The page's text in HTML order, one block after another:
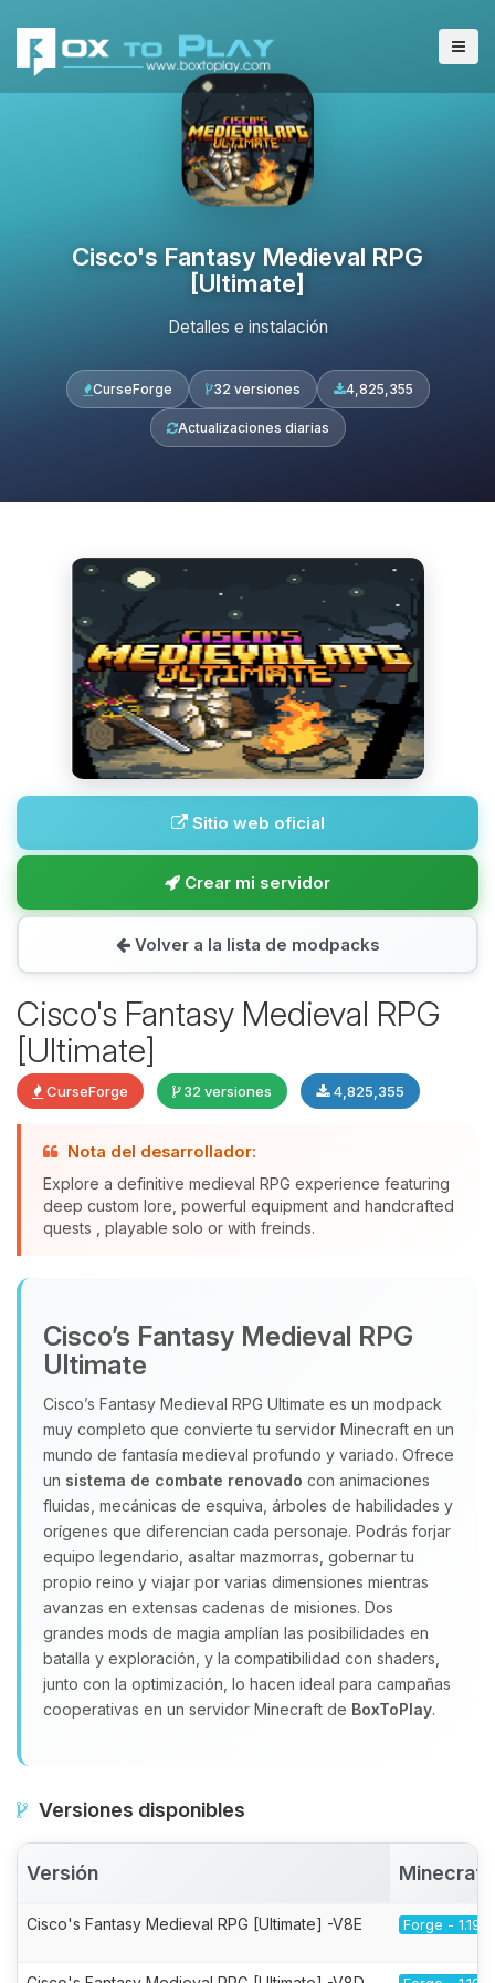
Cisco's Fantasy Medieval RPG
[Ultimate]
Detalles e instalación
CurseForge 32 versiones 4,825,355
Actualizaciones diarias
Sitio web oficial
Crear mi servidor
Volver a la lista de modpacks
Cisco's Fantasy Medieval RPG
[Ultimate]
CurseForge 32 versiones 4,825,355
Nota del desarrollador:
Explore a definitive medieval RPG experience featuring
deep custom lore, powerful equipment and handcrafted
quests , playable solo or with freinds.
Cisco’s Fantasy Medieval RPG
Ultimate
Cisco’s Fantasy Medieval RPG Ultimate es un modpack
muy completo que convierte tu servidor Minecraft en un
mundo de fantasía medieval profundo y variado. Ofrece
un sistema de combate renovado con animaciones
fluidas, mecánicas de esquiva, árboles de habilidades y
orígenes que diferencian cada personaje. Podrás forjar
equipo legendario, asaltar mazmorras, gobernar tu
propio reino y viajar por varias dimensiones mientras
avanzas en extensas cadenas de misiones. Dos
grandes mods de magia amplían las posibilidades en
batalla y exploración, y la compatibilidad con shaders,
junto con la optimización, lo hacen ideal para campañas
cooperativas en un servidor Minecraft de BoxToPlay.
Versiones disponibles
Versión Minecraft
Cisco's Fantasy Medieval RPG [Ultimate] -V8E Forge - 1.19.2
que necesitas y moveré mis
pequenos circuitos para ayudarte.